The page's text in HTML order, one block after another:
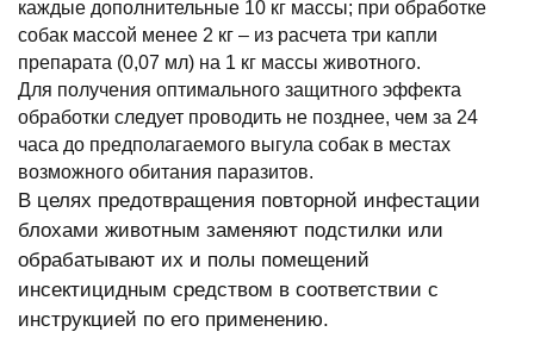
каждые дополнительные 10 кг массы; при обработке
собак массой менее 2 кг – из расчета три капли
препарата (0,07 мл) на 1 кг массы животного.
Для получения оптимального защитного эффекта
обработки следует проводить не позднее, чем за 24
часа до предполагаемого выгула собак в местах
возможного обитания паразитов.
В целях предотвращения повторной инфестации
блохами животным заменяют подстилки или
обрабатывают их и полы помещений
инсектицидным средством в соответствии с
инструкцией по его применению.